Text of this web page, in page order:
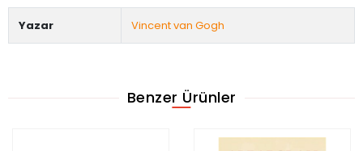
Yazar Vincent van Gogh
Benzer Ürünler